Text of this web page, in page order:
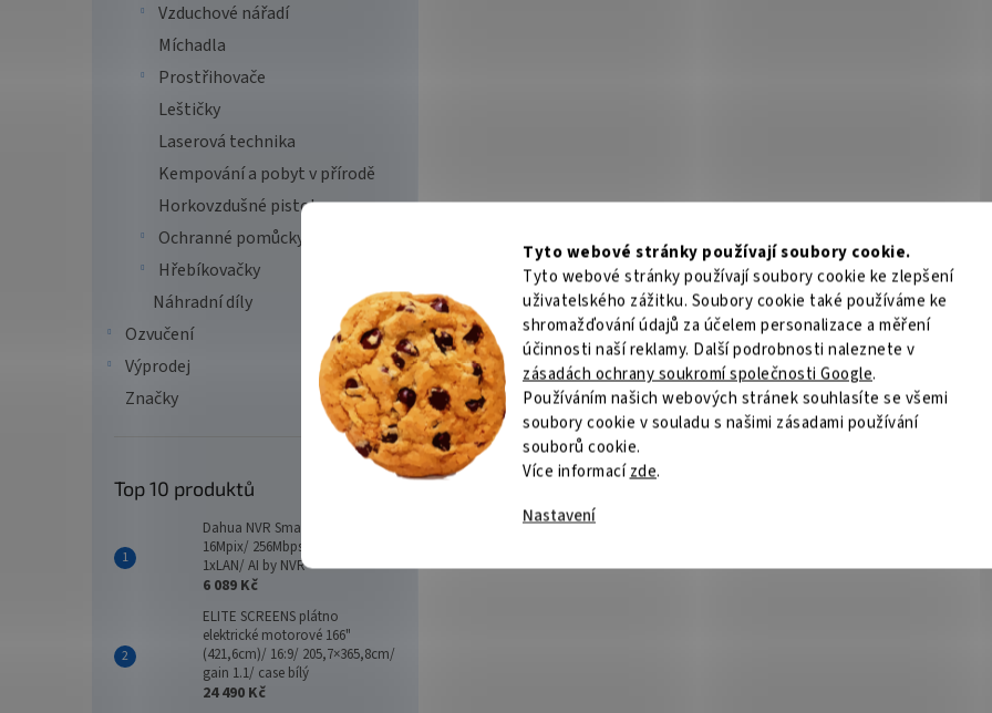
Tyto webové stránky používají soubory cookie.
Tyto webové stránky používají soubory cookie ke zlepšení
uživatelského zážitku. Soubory cookie také používáme ke
shromažďování údajů za účelem personalizace a měření
účinnosti naší reklamy. Další podrobnosti naleznete v
zásadách ochrany soukromí společnosti Google.
Používáním našich webových stránek souhlasíte se všemi
soubory cookie v souladu s našimi zásadami používání
souborů cookie.
Více informacízde.
Nastavení
Vzduchové nářadí
Míchadla
Prostřihovače
Leštičky
Laserová technika
Kempování a pobyt v přírodě
Horkovzdušné pistole
Ochranné pomůcky
Hřebíkovačky
Náhradní díly
Ozvučení
Výprodej
Značky
Top 10 produktů
Dahua NVR Smart 16xIP/
16Mpix/ 256Mbps/ 2xHDD/
1xLAN/ AI by NVR
6 089 Kč
ELITE SCREENS plátno
elektrické motorové 166"
(421,6cm)/ 16:9/ 205,7×365,8cm/
gain 1.1/ case bílý
24 490 Kč